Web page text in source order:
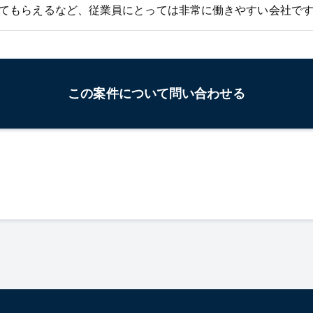
もらえるなど、従業員にとっては非常に働きやすい会社で
この案件について問い合わせる